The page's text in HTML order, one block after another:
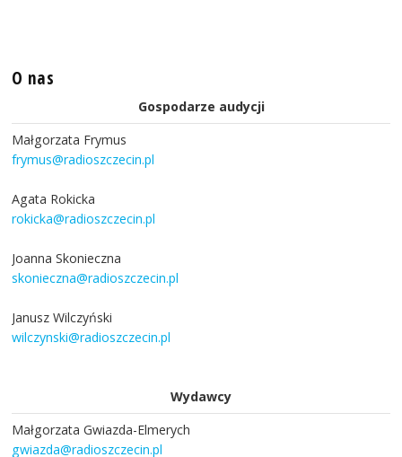
O nas
Gospodarze audycji
Małgorzata Frymus
frymus@radioszczecin.pl
Agata Rokicka
rokicka@radioszczecin.pl
Joanna Skonieczna
skonieczna@radioszczecin.pl
Janusz Wilczyński
wilczynski@radioszczecin.pl
Wydawcy
Małgorzata Gwiazda-Elmerych
gwiazda@radioszczecin.pl